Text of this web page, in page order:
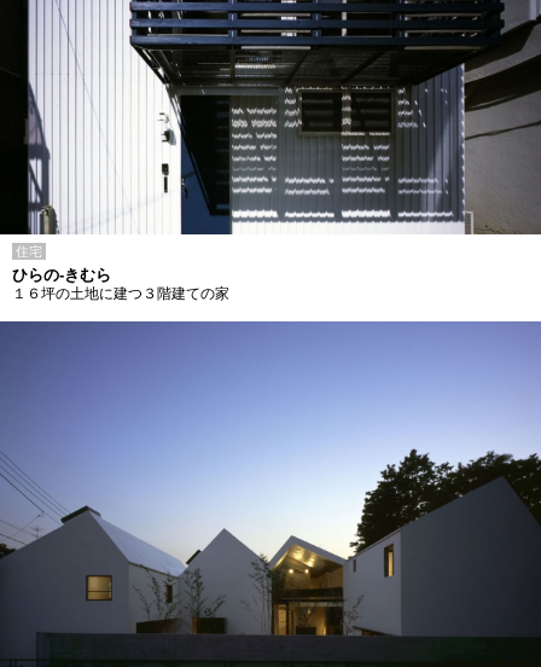
住宅
ひらの-きむら
１６坪の土地に建つ３階建ての家